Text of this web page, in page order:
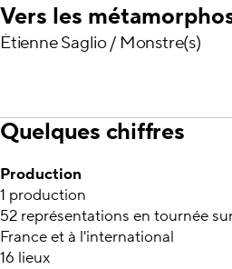
Vers les
Étienne Saglio / Monstre(s)
Quelques chiffres
Production
1 production
52 représentations en tournée
France et à l'international
16 lieux